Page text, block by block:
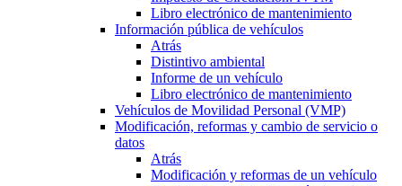
Libro electrónico de mantenimiento
Información pública de vehículos
Atrás
Distintivo ambiental
Informe de un vehículo
Libro electrónico de mantenimiento
Vehículos de Movilidad Personal (VMP)
Modificación, reformas y cambio de servicio o
datos
Atrás
Modificación y reformas de un vehículo